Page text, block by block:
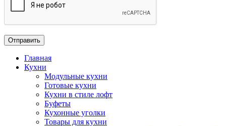
Главная
Кухни
Модульные кухни
Готовые кухни
Кухни в стиле лофт
Буфеты
Кухонные уголки
Товары для кухни